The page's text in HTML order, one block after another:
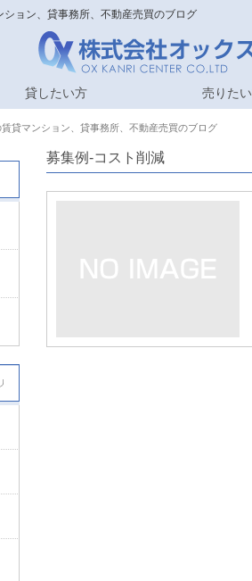
ョン、貸事務所、不動産売買のブログ
貸したい方 売りた
貸マンション、貸事務所、不動産売買のブログ
募集例-コスト削減